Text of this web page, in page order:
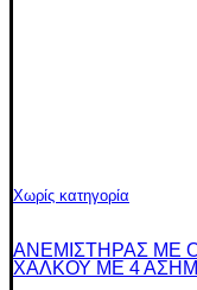
Χωρίς κατηγορία
ΑΝΕΜΙΣΤΗΡΑΣ ΜΕ
ΧΑΛΚΟΥ ΜΕ 4